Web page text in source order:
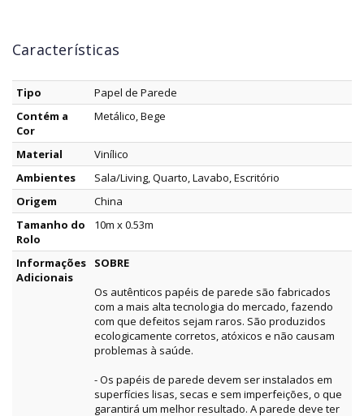
Características
Tipo
Papel de Parede
Contém a
Cor
Metálico, Bege
Material
Vinílico
Ambientes
Sala/Living, Quarto, Lavabo, Escritório
Origem
China
Tamanho do
Rolo
10m x 0.53m
Informações
Adicionais
SOBRE
Os autênticos papéis de parede são fabricados
com a mais alta tecnologia do mercado, fazendo
com que defeitos sejam raros. São produzidos
ecologicamente corretos, atóxicos e não causam
problemas à saúde.
- Os papéis de parede devem ser instalados em
superfícies lisas, secas e sem imperfeições, o que
garantirá um melhor resultado. A parede deve ter